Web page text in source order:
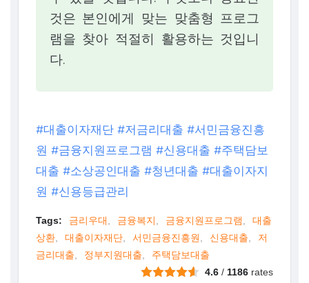
것은 본인에게 맞는 맞춤형 프로그
램을 찾아 적절히 활용하는 것입니
다.
#대출이자재단 #저금리대출 #서민금융진흥
원 #금융지원프로그램 #신용대출 #주택담보
대출 #소상공인대출 #청년대출 #대출이자지
원 #신용등급관리
Tags: 금리우대 금융복지 금융지원프로그램
대출
상환
대출이자재단 서민금융진흥원 신용대출
저
금리대출
정부지원대출
주택담보대출
4.6 /1186 rates